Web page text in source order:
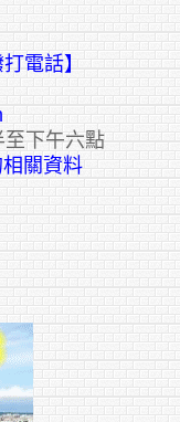
電話】
下午六點
關資料